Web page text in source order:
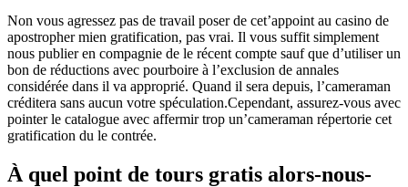
Non vous agressez pas de travail poser de cet’appoint au casino de
apostropher mien gratification, pas vrai. Il vous suffit simplement
nous publier en compagnie de le récent compte sauf que d’utiliser un
bon de réductions avec pourboire à l’exclusion de annales
considérée dans il va approprié. Quand il sera depuis, l’cameraman
créditera sans aucun votre spéculation.Cependant, assurez-vous avec
pointer le catalogue avec affermir trop un’cameraman répertorie cet
gratification du le contrée.
À quel point de tours gratis alors-nous-